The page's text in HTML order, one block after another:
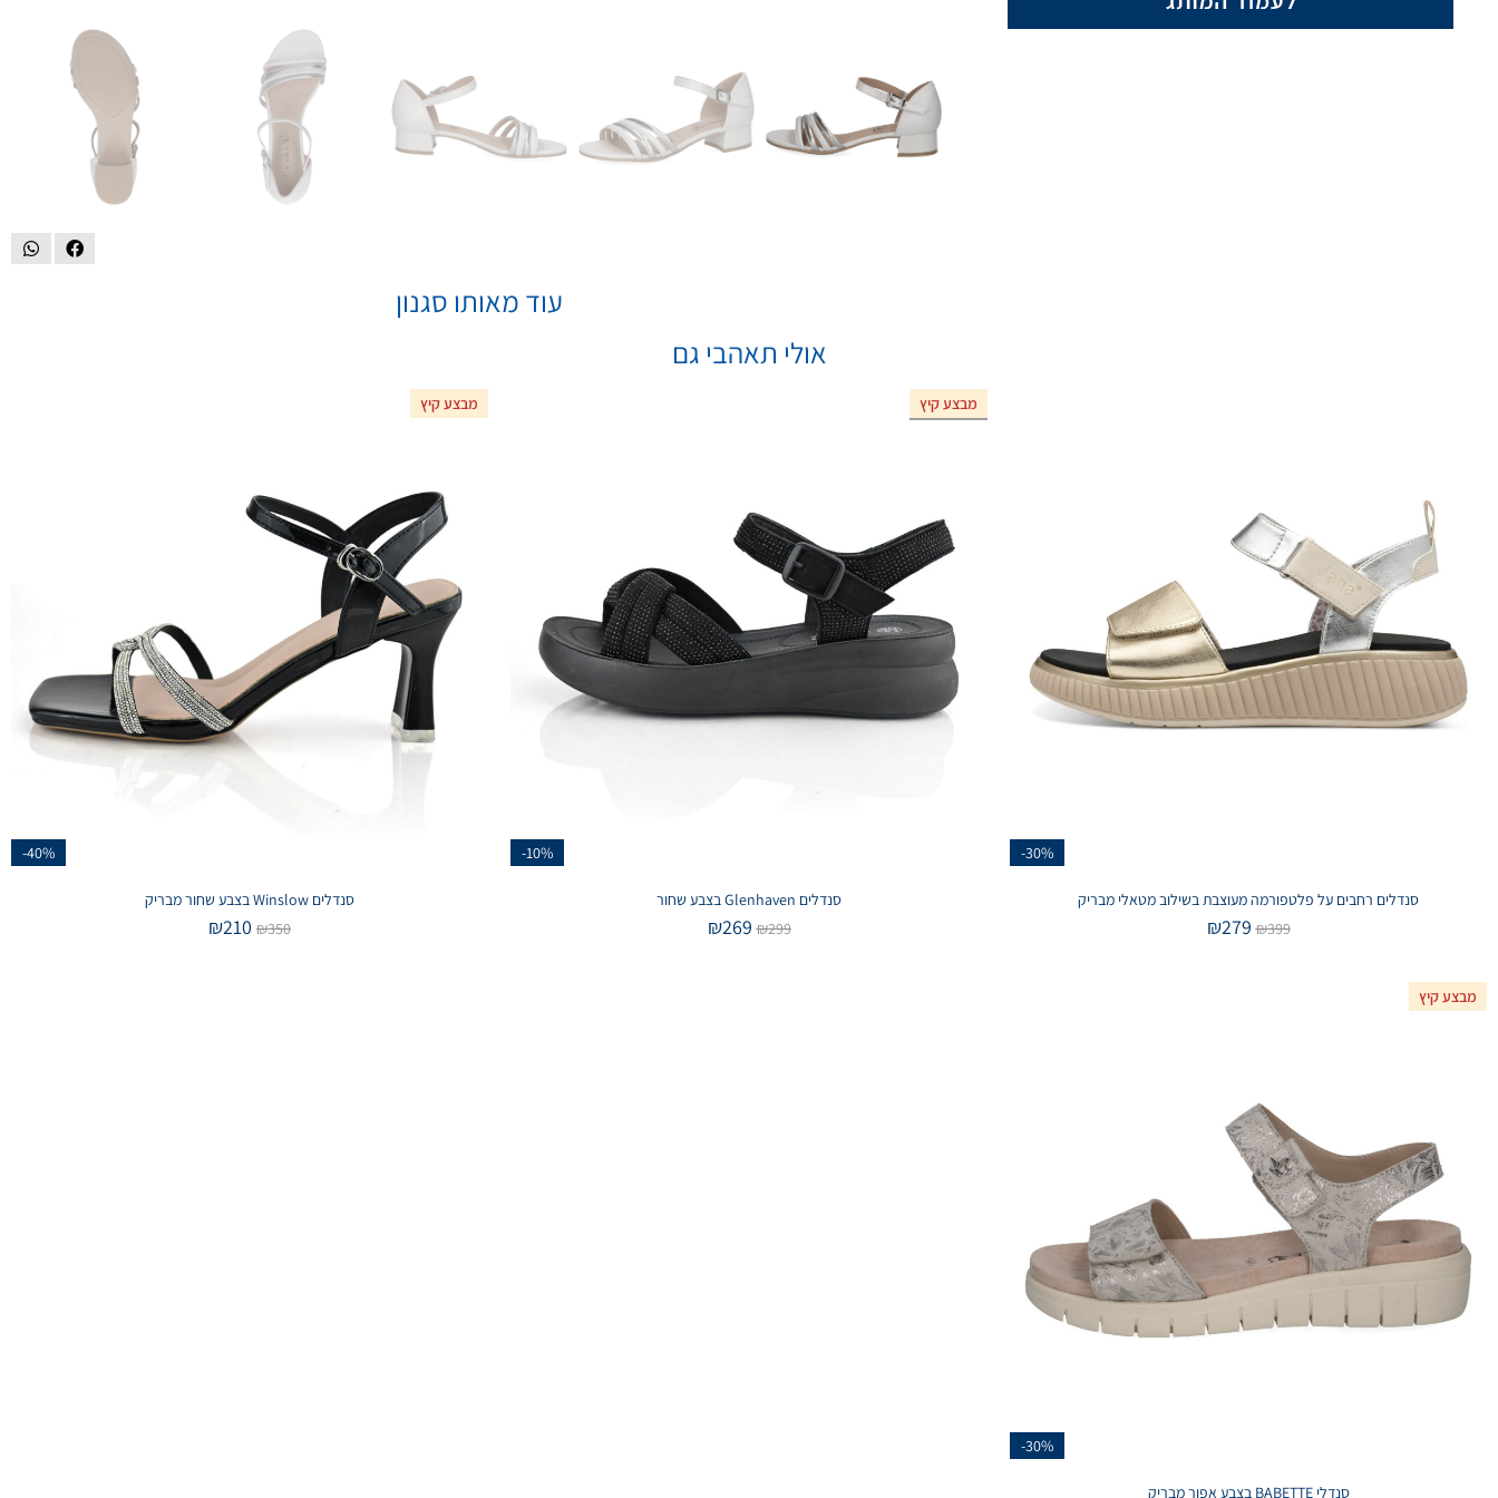
עוד מאותו סגנון
אולי תאהבי גם
-30%
סנדלים רחבים על פלטפורמה מעוצבת בשילוב מטאלי מבריק
₪399
₪279
מבצע קיץ
-10%
אזל המלאי
סנדלים Glenhaven בצבע שחור
₪299
₪269
מבצע קיץ
-40%
סנדלים Winslow בצבע שחור מבריק
₪350
₪210
מבצע קיץ
-30%
סנדלי BABETTE בצבע אפור מבריק